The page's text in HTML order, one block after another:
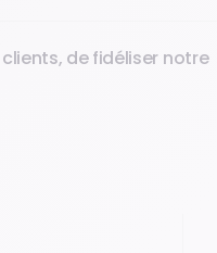
de fidéliser notre